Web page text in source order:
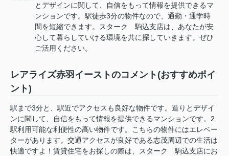
とデザインに関して、自信をもって情報を提供できるマ
ンションです。駅徒歩3分の物件なので、通勤・通学時
間を短縮できます。スターク 駒込支店は、あなたが安
心して暮らしていける環境を共に探していきます。ぜひ
ご活用ください。
レアライズ赤羽イーストのコメント(おすすめポイ
ント)
駅まで3分と、駅近でアクセスも良好な物件です。造りとデザイ
ンに関して、自信をもって情報を提供できるマンションです。2
駅利用可能な利便性の高い物件です。こちらの物件にはエレベー
ターがあります。交通アクセスが良好である志茂周辺での生活は
快適ですよ！賃貸住宅をお探しの際は、スターク 駒込支店にお